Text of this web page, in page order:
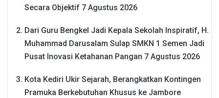
Secara Objektif 7 Agustus 2026
Dari Guru Bengkel Jadi Kepala Sekolah Inspiratif, H.
Muhammad Darusalam Sulap SMKN 1 Semen Jadi
Pusat Inovasi Ketahanan Pangan 7 Agustus 2026
Kota Kediri Ukir Sejarah, Berangkatkan Kontingen
Pramuka Berkebutuhan Khusus ke Jambore